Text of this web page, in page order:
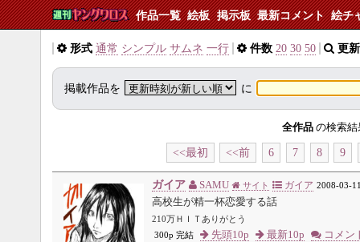
作品一覧 絵板 掲示板 最新コメント 絵チ
形式 通常 シンプル サムネ 一行 件数 20 30 50 更
掲載作品を に
全作品 の検索
<<最初 <<前 6 7 8 9
ガイア SAMU サイト ガイア 2008-03-
高校生が精一杯恋愛する話
210万ＨＩＴありがとう
300p 完結
先頭10p 最新10p コメン